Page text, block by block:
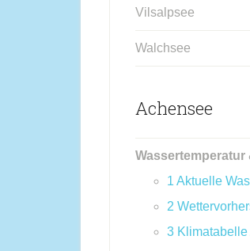
Vilsalpsee
Walchsee
Achensee
Wassertemperatur
1 Aktuelle
2
3